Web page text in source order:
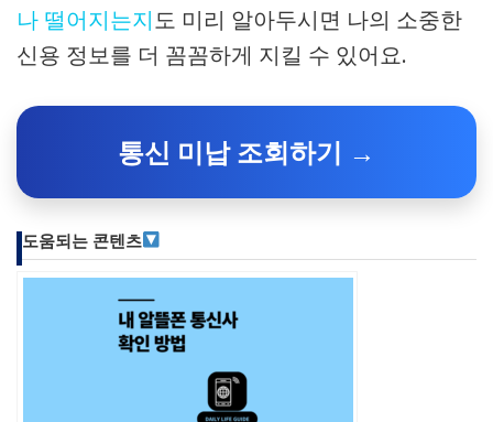
나 떨어지는지도 미리 알아두시면 나의 소중한
신용 정보를 더 꼼꼼하게 지킬 수 있어요.
통신 미납 조회하기 →
도움되는 콘텐츠